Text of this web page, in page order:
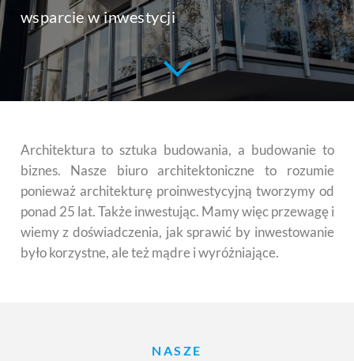
wsparcie w inwestycji
Architektura to sztuka budowania, a budowanie to
biznes. Nasze biuro architektoniczne to rozumie
ponieważ architekturę proinwestycyjną tworzymy od
ponad 25 lat. Także inwestując. Mamy więc przewagę i
wiemy z doświadczenia, jak sprawić by inwestowanie
było korzystne, ale też mądre i wyróżniające.
NASZE